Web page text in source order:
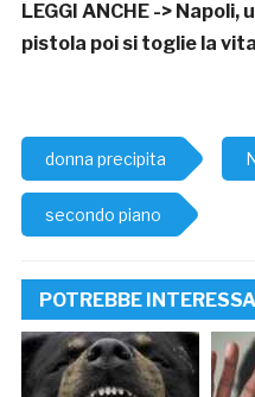
LEGGI ANCHE -> Napoli,
pistola poi si toglie la
donna precipita
secondo piano
POTREBBE